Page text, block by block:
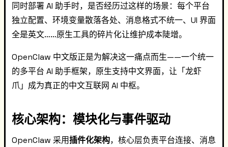
同时部署 AI 助手时，是否经历过这样的场景：每个平台
独立配置、环境变量散落各处、消息格式不统一、UI 界面
全是英文……原生工具的碎片化让维护成本陡增。
OpenClaw 中文版正是为解决这一痛点而生——一个统一
的多平台 AI 助手框架，原生支持中文界面，让「龙虾
爪」成为真正的中文互联网 AI 中枢。
核心架构：模块化与事件驱动
OpenClaw 采用插件化架构，核心层负责平台连接、消息